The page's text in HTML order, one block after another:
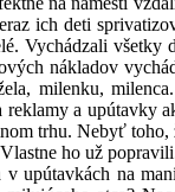
ich deti
Vychádzali
nákladov
milenku,
a upútavky
trhu. Nebyť
ho už
upútavkách na